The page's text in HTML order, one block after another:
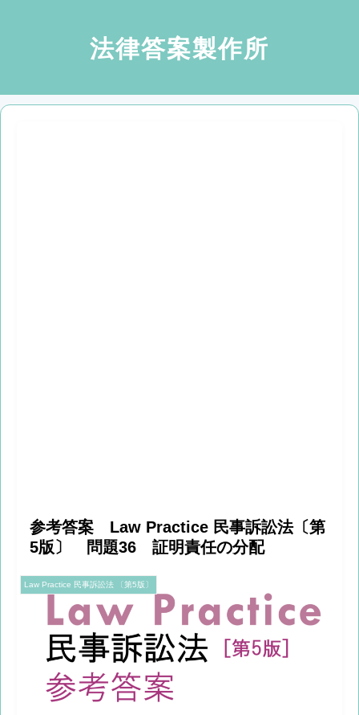
法律答案製作所
参考答案 Law Practice 民事訴訟法〔第
5版〕 問題36 証明責任の分配
Law Practice 民事訴訟法 〔第5版〕